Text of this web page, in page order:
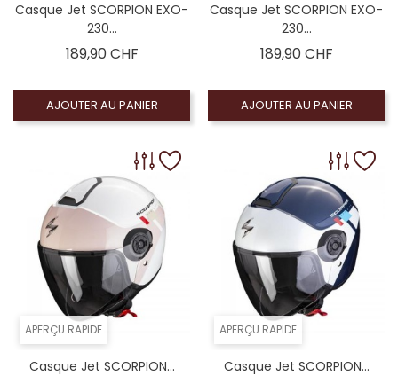
Casque Jet SCORPION EXO-
230...
189,90 CHFPrix
AJOUTER AU PANIER
Casque Jet SCORPION EXO-
230...
189,90 CHFPrix
AJOUTER AU PANIER
APERÇU RAPIDE
Casque Jet SCORPION...
APERÇU RAPIDE
Casque Jet SCORPION...